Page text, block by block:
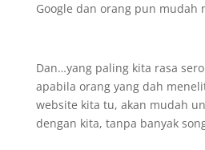
Google dan orang pun mudah
Dan…yang paling kita rasa
apabila orang yang dah
website kita tu, akan mudah
dengan kita, tanpa banyak